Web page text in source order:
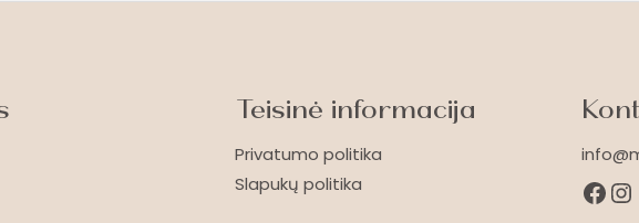
Teisinė informacija
Privatumo politika
Slapukų politika